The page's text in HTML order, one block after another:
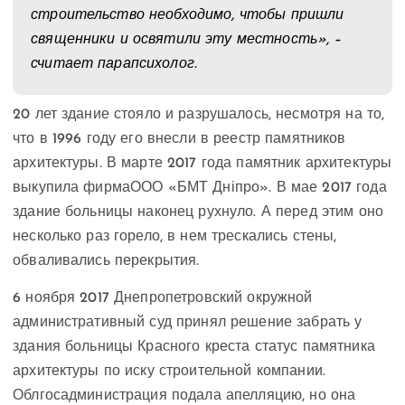
строительство необходимо, чтобы пришли
священники и освятили эту местность», –
считает парапсихолог.
20 лет здание стояло и разрушалось, несмотря на то,
что в 1996 году его внесли в реестр памятников
архитектуры. В марте 2017 года памятник архитектуры
выкупила фирмаООО «БМТ Дніпро». В мае 2017 года
здание больницы наконец рухнуло. А перед этим оно
несколько раз горело, в нем трескались стены,
обваливались перекрытия.
6 ноября 2017 Днепропетровский окружной
административный суд принял решение забрать у
здания больницы Красного креста статус памятника
архитектуры по иску строительной компании.
Облгосадминистрация подала апелляцию, но она